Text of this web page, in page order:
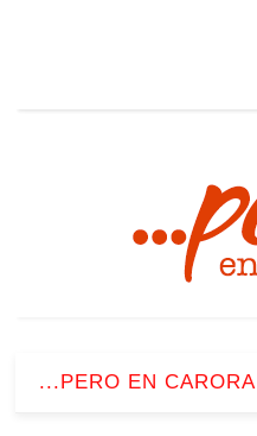
...PERO EN CARORA